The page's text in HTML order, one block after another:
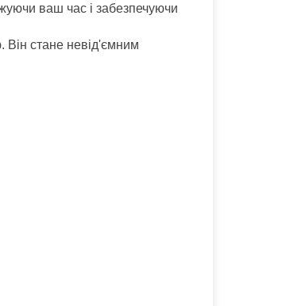
ваш час і забезпечуючи
Він стане невід'ємним